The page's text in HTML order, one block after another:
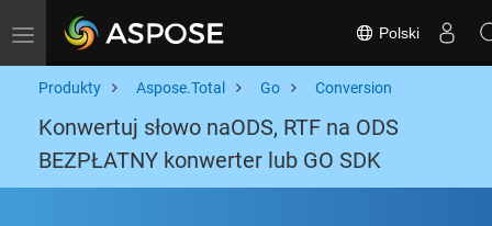
Toggle navigation Polski
Produkty Aspose.Total Go Conversion
Konwertuj słowo naODS, RTF na ODS
BEZPŁATNY konwerter lub GO SDK